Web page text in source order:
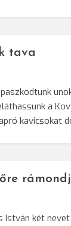
tava
a
kavicsokat
István két